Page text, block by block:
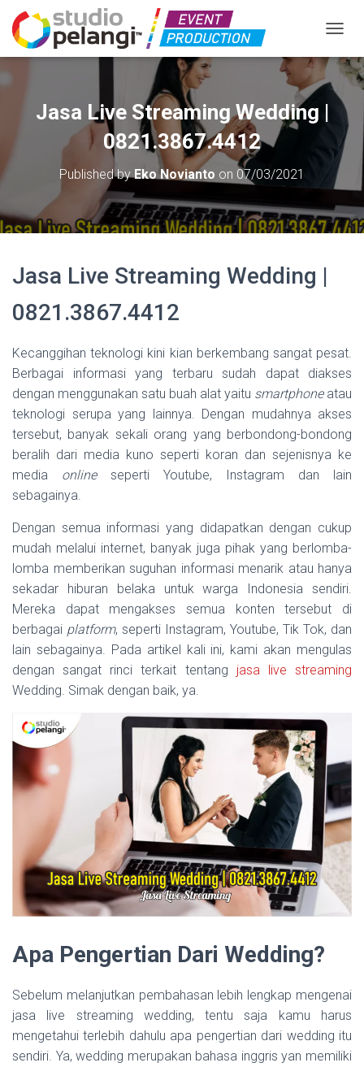
Jasa Live Streaming Wedding |
0821.3867.4412
Published byEko Novianto on 07/03/2021
Jasa Live Streaming Wedding |
0821.3867.4412
Kecanggihan teknologi kini kian berkembang sangat pesat.
Berbagai informasi yang terbaru sudah dapat diakses
dengan menggunakan satu buah alat yaitu smartphoneatau
teknologi serupa yang lainnya. Dengan mudahnya akses
tersebut, banyak sekali orang yang berbondong-bondong
beralih dari media kuno seperti koran dan sejenisnya ke
media onlineseperti Youtube, Instagram dan lain
sebagainya.
Dengan semua informasi yang didapatkan dengan cukup
mudah melalui internet, banyak juga pihak yang berlomba-
lomba memberikan suguhan informasi menarik atau hanya
sekadar hiburan belaka untuk warga Indonesia sendiri.
Mereka dapat mengakses semua konten tersebut di
berbagai platform, seperti Instagram, Youtube, Tik Tok, dan
lain sebagainya. Pada artikel kali ini, kami akan mengulas
dengan sangat rinci terkait tentang jasa live streaming
Wedding. Simak dengan baik, ya.
Apa Pengertian Dari Wedding?
Sebelum melanjutkan pembahasan lebih lengkap mengenai
jasa live streaming wedding, tentu saja kamu harus
mengetahui terlebih dahulu apa pengertian dari wedding itu
sendiri. Ya, wedding merupakan bahasa inggris yan memiliki